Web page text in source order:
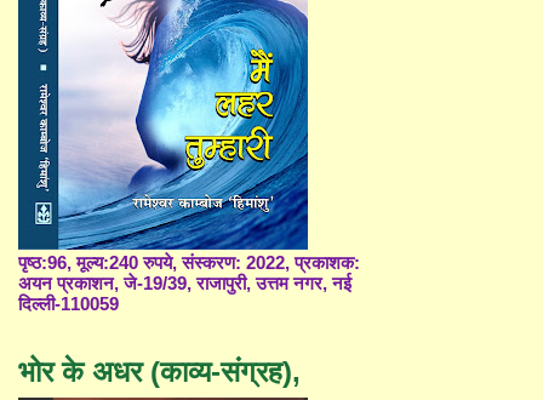
पृष्ठ:96, मूल्य:240 रुपये, संस्करण: 2022, प्रकाशक:
अयन प्रकाशन, जे-19/39, राजापुरी, उत्तम नगर, नई
दिल्ली-110059
भोर के अधर (काव्य-संग्रह),